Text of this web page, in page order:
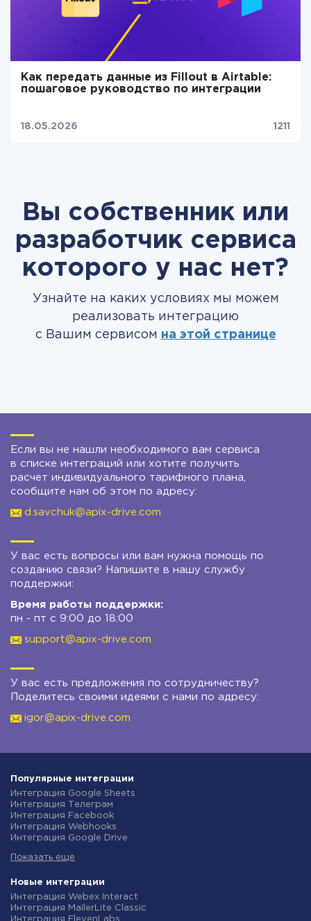
Как передать данные из Fillout в Airtable:
пошаговое руководство по интеграции
18.05.2026 1211
Вы собственник или
разработчик сервиса
которого у нас нет?
Узнайте на каких условиях мы можем
реализовать интеграцию
с Вашим сервисом на этой странице
Если вы не нашли необходимого вам сервиса
в списке интеграций или хотите получить
расчет индивидуального тарифного плана,
сообщите нам об этом по адресу:
d.savchuk@apix-drive.com
У вас есть вопросы или вам нужна помощь по
созданию связи? Напишите в нашу службу
поддержки:
Время работы поддержки:
пн - пт с 9:00 до 18:00
support@apix-drive.com
У вас есть предложения по сотрудничеству?
Поделитесь своими идеями с нами по адресу:
igor@apix-drive.com
Популярные интеграции
Интеграция Google Sheets
Интеграция Телеграм
Интеграция Facebook
Интеграция Webhooks
Интеграция Google Drive
Интеграция Gmail
Интеграция Новая Почта
Интеграция Binotel
Интеграция OpenAI (ChatGPT)
Интеграция Prom
Показать еще
Новые интеграции
Интеграция Webex Interact
Интеграция MailerLite Classic
Интеграция ElevenLabs